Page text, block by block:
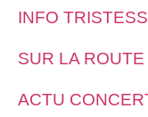
INFO
SUR LA
ACTU